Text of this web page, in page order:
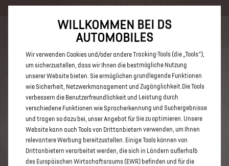
Händlerbereich von DS Store Osnabrück
Bis zu 6.000 € staatliche Förderprämie für E-Autos und Plug-In-
Hybride. Mehr erfahren >>
ENTDECKEN SIE ALLE DS 7 E-
TENSE NEUWAGEN MIT PLUG-IN-
HYBRID ANTRIEB VON DS STORE
OSNABRÜCK
WILLKOMMEN BEI DS
AUTOMOBILES
Wir verwenden Cookies und/oder andere Tracking-Tools (die „Tools“),
um sicherzustellen, dass wir Ihnen die bestmögliche Nutzung
unserer Website bieten. Sie ermöglichen grundlegende Funktionen
wie Sicherheit, Netzwerkmanagement und Zugänglichkeit.Die Tools
verbessern die Benutzerfreundlichkeit und Leistung durch
verschiedene Funktionen wie Spracherkennung und Suchergebnisse
und tragen so dazu bei, unser Angebot für Sie zu optimieren. Unsere
Website kann auch Tools von Drittanbietern verwenden, um Ihnen
relevantere Werbung bereitzustellen. Einige Tools können von
Drittanbietern verarbeitet werden, die sich in Ländern außerhalb
des Europäischen Wirtschaftsraums (EWR) befinden und für die